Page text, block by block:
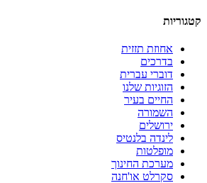
קטגוריות
אחוזת תזזית
בדרכים
דוברי עברית
הזוגיות שלנו
החיים בעיר
השמורה
ירושלים
לינדה בלנטיס
מופלטות
מערכת החינוך
סקרלט או'חנה